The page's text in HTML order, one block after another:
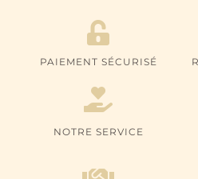
PAIEMENT SÉCURISÉ
NOTRE SERVICE